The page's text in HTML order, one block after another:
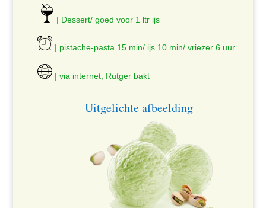
| Dessert/ goed voor 1 ltr ijs
| pistache-pasta 15 min/ ijs 10 min/ vriezer 6 uur
| via internet, Rutger bakt
Uitgelichte afbeelding